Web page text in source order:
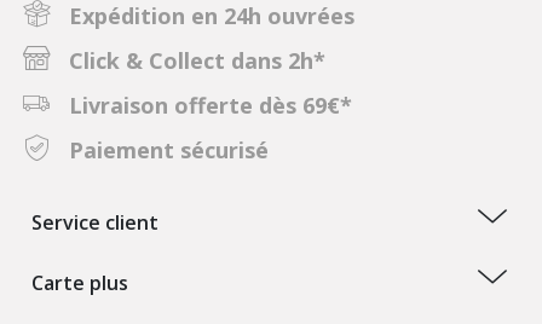
Expédition en 24h ouvrées
Click & Collect dans 2h*
Livraison offerte dès 69€*
Paiement sécurisé
Service client
Carte plus